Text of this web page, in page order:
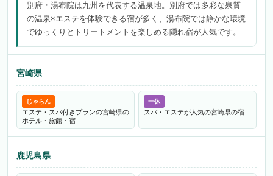
別府・湯布院は九州を代表する温泉地。別府では多彩な泉質
の温泉×エステを体験できる宿が多く、湯布院では静かな環境
でゆっくりとトリートメントを楽しめる隠れ宿が人気です。
宮崎県
じゃらん
エステ・スパ付きプランの宮崎県の
ホテル・旅館・宿
一休
スパ・エステが人気の宮崎県の宿
鹿児島県